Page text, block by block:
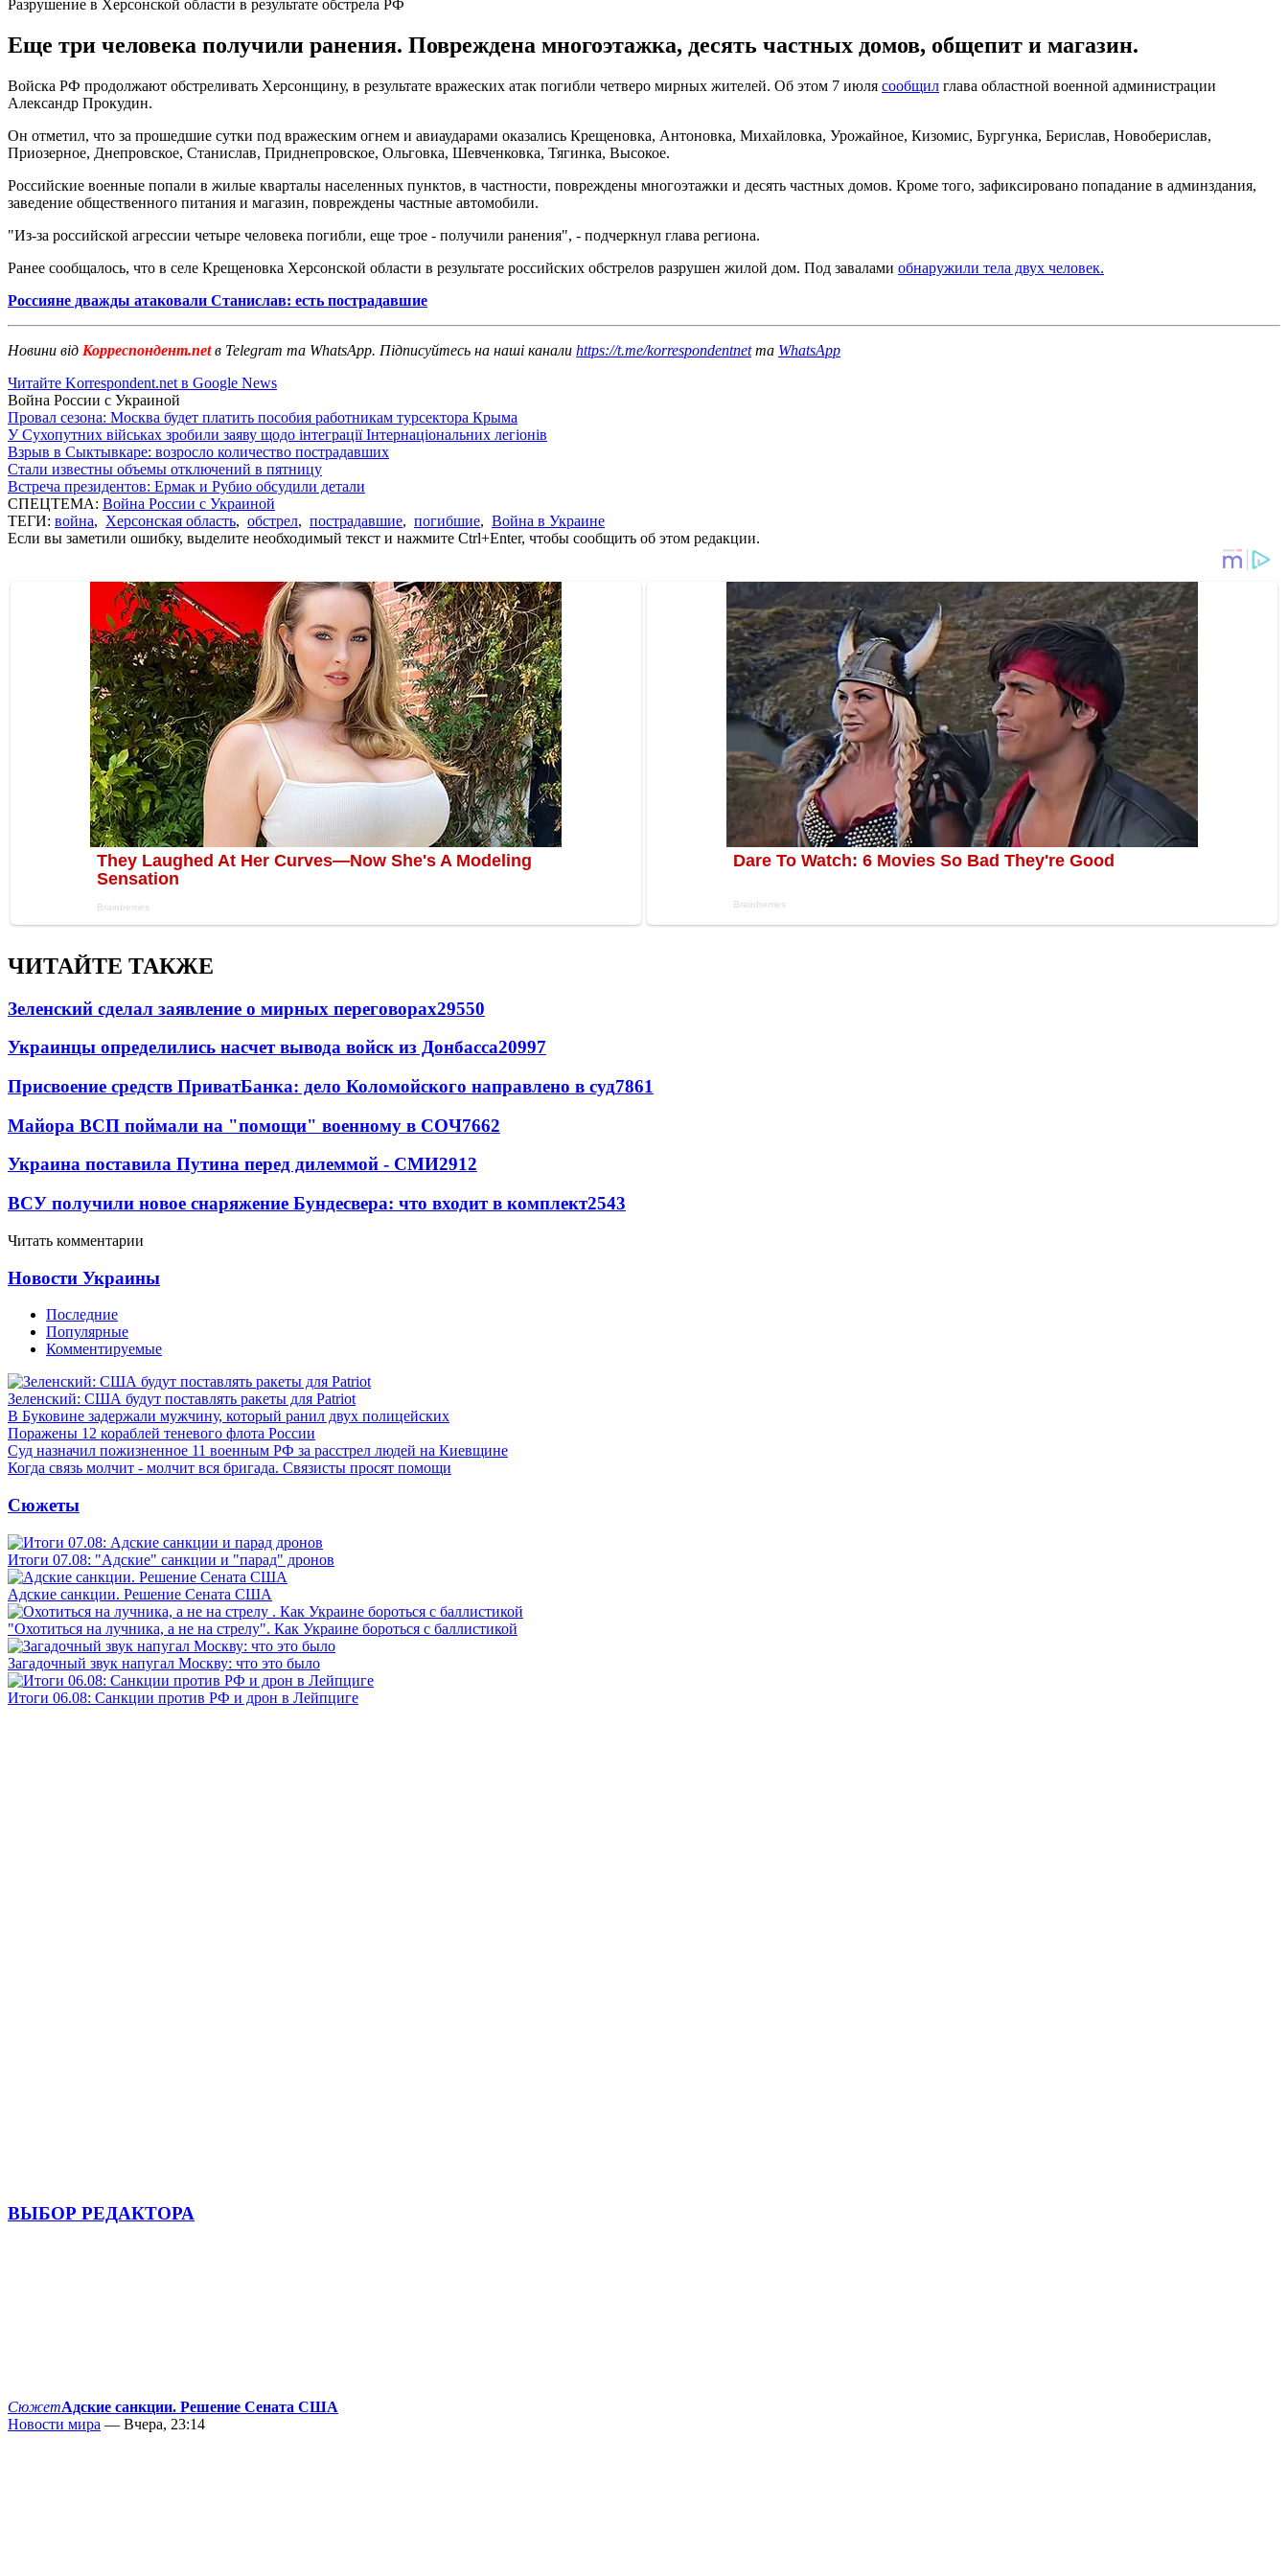
Разрушение в Херсонской области в результате обстрела РФ
Еще три человека получили ранения. Повреждена многоэтажка, десять частных домов, общепит и магазин.
Войска РФ продолжают обстреливать Херсонщину, в результате вражеских атак погибли четверо мирных жителей. Об этом 7 июля сообщил глава областной военной администрации
Александр Прокудин.
Он отметил, что за прошедшие сутки под вражеским огнем и авиаударами оказались Крещеновка, Антоновка, Михайловка, Урожайное, Кизомис, Бургунка, Берислав, Новоберислав,
Приозерное, Днепровское, Станислав, Приднепровское, Ольговка, Шевченковка, Тягинка, Высокое.
Российские военные попали в жилые кварталы населенных пунктов, в частности, повреждены многоэтажки и десять частных домов. Кроме того, зафиксировано попадание в админздания,
заведение общественного питания и магазин, повреждены частные автомобили.
"Из-за российской агрессии четыре человека погибли, еще трое - получили ранения", - подчеркнул глава региона.
Ранее сообщалось, что в селе Крещеновка Херсонской области в результате российских обстрелов разрушен жилой дом. Под завалами обнаружили тела двух человек.
Россияне дважды атаковали Станислав: есть пострадавшие
Новини від Корреспондент.netв Telegram та WhatsApp. Підписуйтесь на наші канали https://t.me/korrespondentnetта WhatsApp
Читайте Korrespondent.net в Google News
Война России с Украиной
Провал сезона: Москва будет платить пособия работникам турсектора Крыма
У Сухопутних військах зробили заяву щодо інтеграції Інтернаціональних легіонів
Взрыв в Сыктывкаре: возросло количество пострадавших
Стали известны объемы отключений в пятницу
Встреча президентов: Ермак и Рубио обсудили детали
СПЕЦТЕМА: Война России с Украиной
ТЕГИ: война, Херсонская область, обстрел, пострадавшие, погибшие, Война в Украине
Если вы заметили ошибку, выделите необходимый текст и нажмите Ctrl+Enter, чтобы сообщить об этом редакции.
ЧИТАЙТЕ ТАКЖЕ
Зеленский сделал заявление о мирных переговорах29550
Украинцы определились насчет вывода войск из Донбасса20997
Присвоение средств ПриватБанка: дело Коломойского направлено в суд7861
Майора ВСП поймали на "помощи" военному в СОЧ7662
Украина поставила Путина перед дилеммой - СМИ2912
ВСУ получили новое снаряжение Бундесвера: что входит в комплект2543
Читать комментарии
Новости Украины
Последние
Популярные
Комментируемые
Зеленский: США будут поставлять ракеты для Patriot
В Буковине задержали мужчину, который ранил двух полицейских
Поражены 12 кораблей теневого флота России
Суд назначил пожизненное 11 военным РФ за расстрел людей на Киевщине
Когда связь молчит - молчит вся бригада. Связисты просят помощи
Сюжеты
Итоги 07.08: "Адские" санкции и "парад" дронов
Адские санкции. Решение Сената США
"Охотиться на лучника, а не на стрелу". Как Украине бороться с баллистикой
Загадочный звук напугал Москву: что это было
Итоги 06.08: Санкции против РФ и дрон в Лейпциге
ВЫБОР РЕДАКТОРА
СюжетАдские санкции. Решение Сената США
Новости мира — Вчера, 23:14